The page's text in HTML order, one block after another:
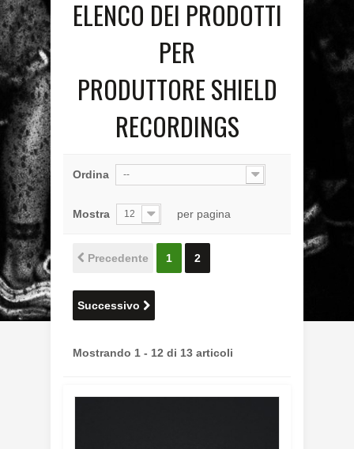
ELENCO DEI PRODOTTI
PER
PRODUTTORE SHIELD
RECORDINGS
Ordina --
Mostra 12 per pagina
Precedente 1 2
Successivo
Mostrando 1 - 12 di 13 articoli